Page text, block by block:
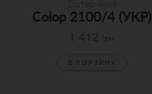
Colop 2100/4 (УКР)
1 412 грн
В КОРЗИНУ